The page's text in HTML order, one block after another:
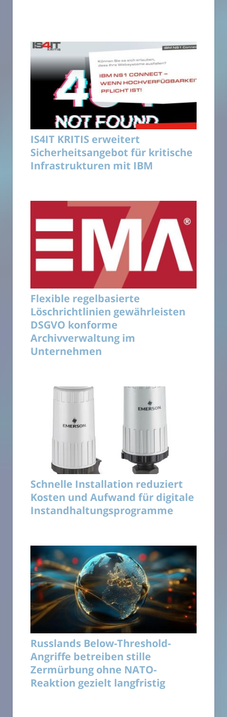
IS4IT KRITIS erweitert
Sicherheitsangebot für kritische
Infrastrukturen mit IBM
Flexible regelbasierte
Löschrichtlinien gewährleisten
DSGVO konforme
Archivverwaltung im
Unternehmen
Schnelle Installation reduziert
Kosten und Aufwand für digitale
Instandhaltungsprogramme
Russlands Below-Threshold-
Angriffe betreiben stille
Zermürbung ohne NATO-
Reaktion gezielt langfristig